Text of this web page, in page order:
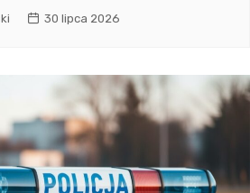
30 lipca 2026